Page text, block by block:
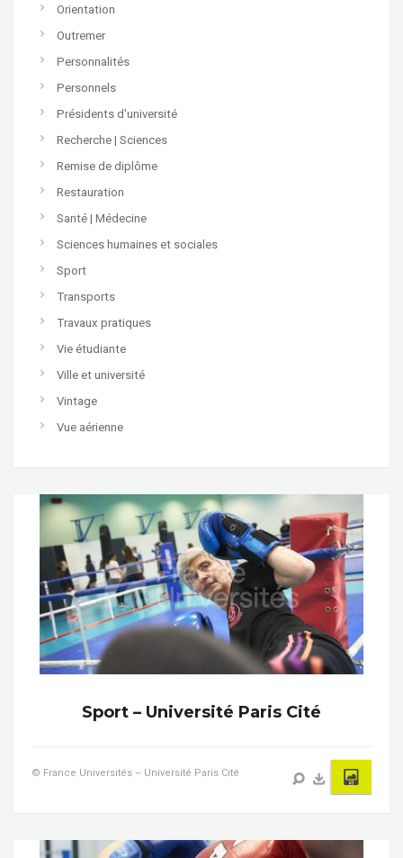
Orientation
Outremer
Personnalités
Personnels
Présidents d'université
Recherche | Sciences
Remise de diplôme
Restauration
Santé | Médecine
Sciences humaines et sociales
Sport
Transports
Travaux pratiques
Vie étudiante
Ville et université
Vintage
Vue aérienne
Sport – Université Paris Cité
© France Universités – Université Paris Cité